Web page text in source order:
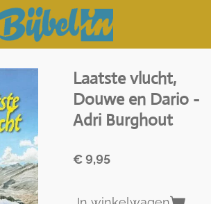
Laatste vlucht,
Douwe en Dario -
Adri Burghout
€ 9,95